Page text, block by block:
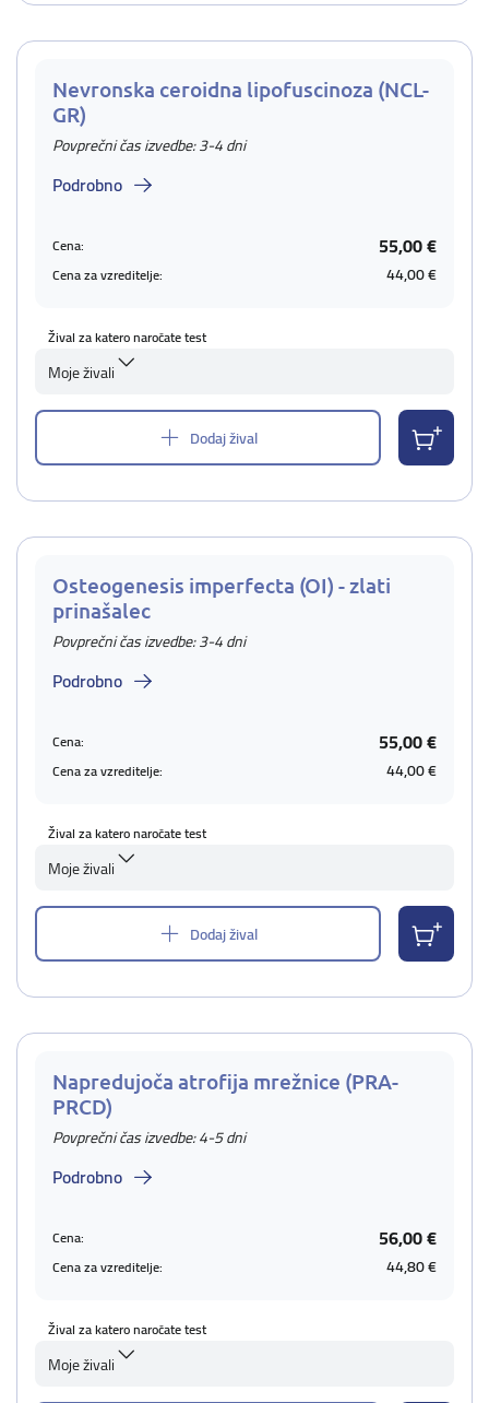
Nevronska ceroidna lipofuscinoza (NCL-
GR)
Povprečni čas izvedbe: 3-4 dni
Podrobno
Cena: 55,00 €
Cena za vzreditelje: 44,00 €
Žival za katero naročate test
Moje živali
Dodaj žival
Osteogenesis imperfecta (OI) - zlati
prinašalec
Povprečni čas izvedbe: 3-4 dni
Podrobno
Cena: 55,00 €
Cena za vzreditelje: 44,00 €
Žival za katero naročate test
Moje živali
Dodaj žival
Napredujoča atrofija mrežnice (PRA-
PRCD)
Povprečni čas izvedbe: 4-5 dni
Podrobno
Cena: 56,00 €
Cena za vzreditelje: 44,80 €
Žival za katero naročate test
Moje živali